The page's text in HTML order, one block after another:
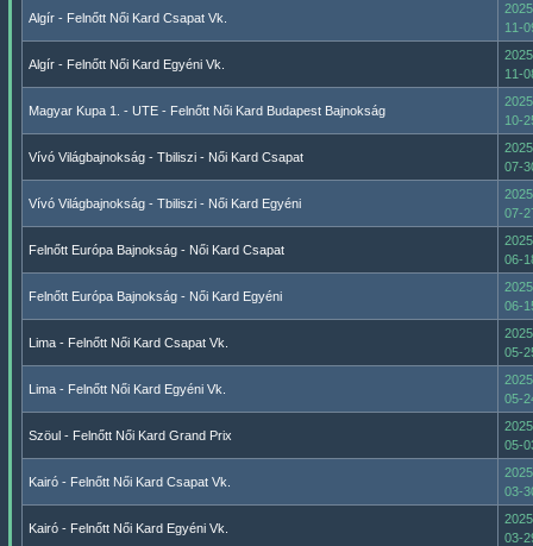
Algír - Felnőtt Női Kard Csapat Vk.
11-
Algír - Felnőtt Női Kard Egyéni Vk.
11-
Magyar Kupa 1. - UTE - Felnőtt Női Kard Budapest Bajnokság
10-
Vívó Világbajnokság - Tbiliszi - Női Kard Csapat
07-
Vívó Világbajnokság - Tbiliszi - Női Kard Egyéni
07-
Felnőtt Európa Bajnokság - Női Kard Csapat
06-
Felnőtt Európa Bajnokság - Női Kard Egyéni
06-
Lima - Felnőtt Női Kard Csapat Vk.
05-
Lima - Felnőtt Női Kard Egyéni Vk.
05-
Szöul - Felnőtt Női Kard Grand Prix
05-
Kairó - Felnőtt Női Kard Csapat Vk.
03-
Kairó - Felnőtt Női Kard Egyéni Vk.
03-